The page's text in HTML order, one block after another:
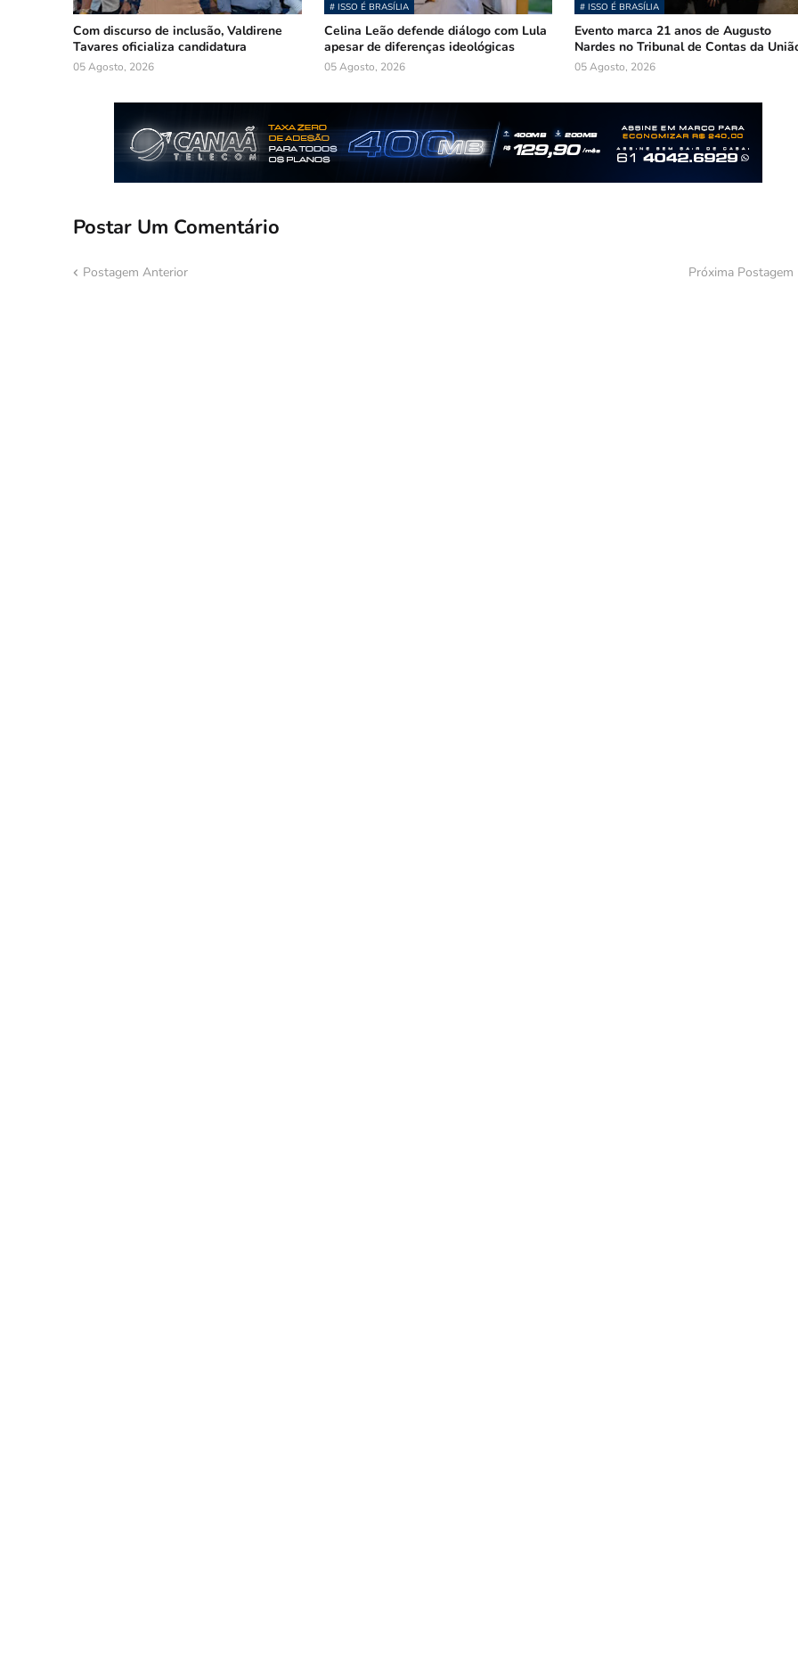
Com discurso de inclusão, Valdirene
Tavares oficializa candidatura
05 Agosto, 2026
# ISSO É BRASÍLIA
Celina Leão defende diálogo com Lula
apesar de diferenças ideológicas
05 Agosto, 2026
# ISSO É BRASÍLIA
Evento marca 21 anos de Augusto
Nardes no Tribunal de Contas da
05 Agosto, 2026
Postar Um Comentário
Postagem Anterior Próxima Postagem